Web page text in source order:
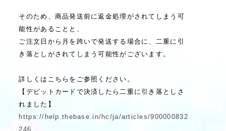
そのため、商品発送前に返金処理がされてしまう可
能性があることと、
ご注文日から月を跨いで発送する場合に、二重に引
き落としがされてしまう可能性がございます。
詳しくはこちらをご参照ください。
【デビットカードで決済したら二重に引き落としさ
れました】
https://help.thebase.in/hc/ja/articles/900000832
246